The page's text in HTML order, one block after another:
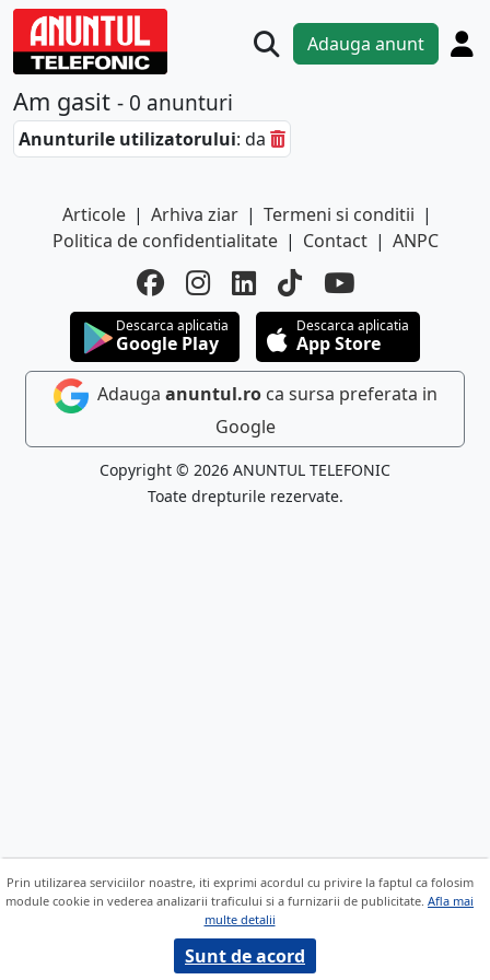
Adauga anunt
Am gasit - 0 anunturi
Anunturile utilizatorului: da
Articole | Arhiva ziar | Termeni si conditii |
Politica de confidentialitate | Contact | ANPC
Descarca aplicatia
Google Play
Descarca aplicatia
App Store
Adauga anuntul.roca sursa preferata in
Google
Copyright © 2026 ANUNTUL TELEFONIC
Toate drepturile rezervate.
Prin utilizarea serviciilor noastre, iti exprimi acordul cu privire la faptul ca folosim
module cookie in vederea analizarii traficului si a furnizarii de publicitate. Afla mai
multe detalii
Sunt de acord